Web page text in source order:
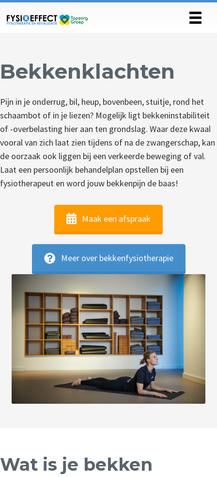
Bekkenklachten
Pijn in je onderrug, bil, heup, bovenbeen, stuitje, rond het
schaambot of in je liezen? Mogelijk ligt bekkeninstabiliteit
of -overbelasting hier aan ten grondslag. Waar deze kwaal
vooral van zich laat zien tijdens of na de zwangerschap, kan
de oorzaak ook liggen bij een verkeerde beweging of val.
Laat een persoonlijk behandelplan opstellen bij een
fysiotherapeut en word jouw bekkenpijn de baas!
Maak een afspraak
Meer over bekkenfysiotherapie
Wat is je bekken